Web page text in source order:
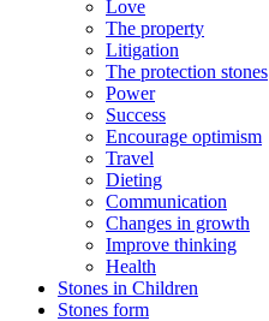
Love
The property
Litigation
The protection stones
Power
Success
Encourage optimism
Travel
Dieting
Communication
Changes in growth
Improve thinking
Health
Stones in Children
Stones form